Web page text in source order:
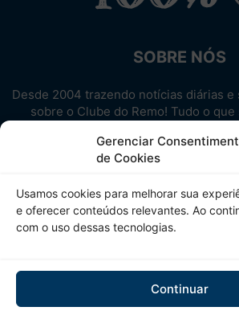
Gerenciar
de Cookies
Usamos cookies para melhorar sua
e oferecer conteúdos relevantes. Ao
com o uso dessas tecnologias.
Continuar
SOBRE NÓS
Desde 2004 trazendo notícias diárias e
sobre o Clube do Remo! Tudo o
Aproveite! Site não-
SIGA-NOS